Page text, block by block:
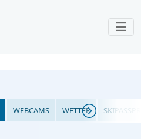
WEBCAMS WETTER